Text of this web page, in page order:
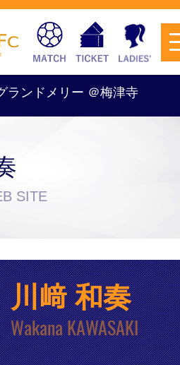
アクセス
レディース
メリー ＠梅津寺
SITE
川﨑 和奏
Wakana KAWASAKI